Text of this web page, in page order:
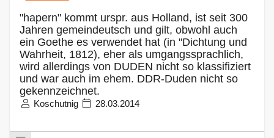
"hapern" kommt urspr. aus Holland, ist seit 300
Jahren gemeindeutsch und gilt, obwohl auch
ein Goethe es verwendet hat (in "Dichtung und
Wahrheit, 1812), eher als umgangssprachlich,
wird allerdings von DUDEN nicht so klassifiziert
und war auch im ehem. DDR-Duden nicht so
gekennzeichnet.
Koschutnig 28.03.2014